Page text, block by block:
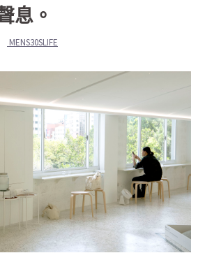
息。
MENS30SLIFE